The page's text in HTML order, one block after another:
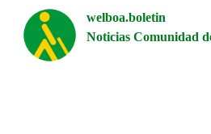
welboa.boletin
Noticias Comunidad